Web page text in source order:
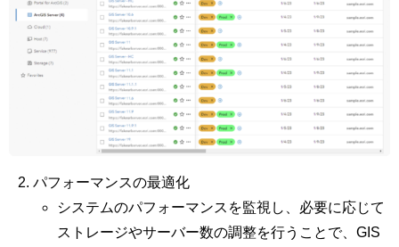
パフォーマンスの最適化
システムのパフォーマンスを監視し、必要に応じて
ストレージやサーバー数の調整を行うことで、GIS